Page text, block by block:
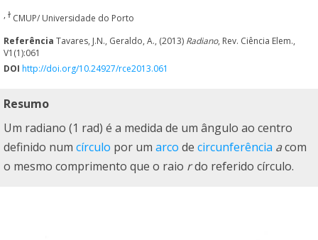
, ɫ CMUP/ Universidade do Porto
Referência Tavares, J.N., Geraldo, A., (2013) Radiano, Rev. Ciência Elem.,
V1(1):061
DOI http://doi.org/10.24927/rce2013.061
Resumo
Um radiano (1 rad) é a medida de um ângulo ao centro
definido num círculo por um arco de circunferência acom
o mesmo comprimento que o raio rdo referido círculo.